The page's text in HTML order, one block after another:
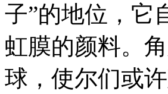
子”的地位，它
虹膜的颜料。
球，使尔们或